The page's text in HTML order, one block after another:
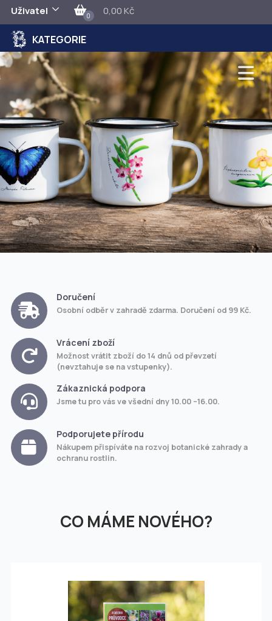
Uživatel 0 0,00 Kč
KATEGORIE
Doručení
Osobní odběr v zahradě zdarma. Doručení od 99 Kč.
Vrácení zboží
Možnost vrátit zboží do 14 dnů od převzetí
(nevztahuje se na vstupenky).
Zákaznická podpora
Jsme tu pro vás ve všední dny 10.00 –16.00.
Podporujete přírodu
Nákupem přispíváte na rozvoj botanické zahrady a
ochranu rostlin.
CO MÁME NOVÉHO?